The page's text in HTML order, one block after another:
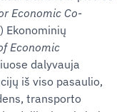
Economic Co-
Ekonominių
Economic
dalyvauja
iš viso pasaulio,
transporto